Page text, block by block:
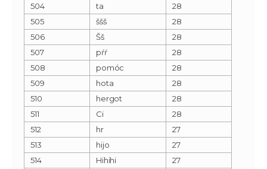
504
ta
28
505
ššš
28
506
Šš
28
507
pŕŕ
28
508
pomóc
28
509
hota
28
510
hergot
28
511
Ci
28
512
hr
27
513
hijo
27
514
Hihihi
27